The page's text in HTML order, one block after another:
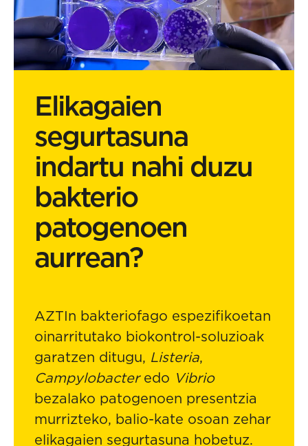
Elikagaien
segurtasuna
indartu nahi duzu
bakterio
patogenoen
aurrean?
AZTIn bakteriofago espezifikoetan
oinarritutako biokontrol-soluzioak
garatzen ditugu, Listeria,
Campylobacteredo Vibrio
bezalako patogenoen presentzia
murrizteko, balio-kate osoan zehar
elikagaien segurtasuna hobetuz.